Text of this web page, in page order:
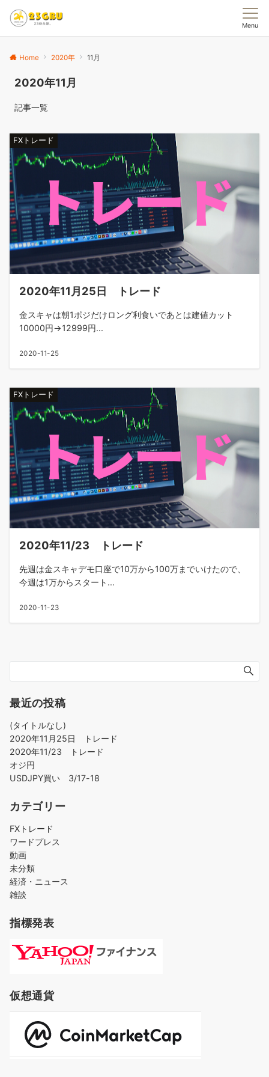
Menu
Home 2020年 11月
2020年11月
記事一覧
FXトレード
2020年11月25日 トレード
金スキャは朝1ポジだけロング利食いであとは建値カット
10000円→12999円...
2020-11-25
FXトレード
2020年11/23 トレード
先週は金スキャデモ口座で10万から100万までいけたので、
今週は1万からスタート...
2020-11-23
最近の投稿
(タイトルなし)
2020年11月25日 トレード
2020年11/23 トレード
オジ円
USDJPY買い 3/17-18
カテゴリー
FXトレード
ワードプレス
動画
未分類
経済・ニュース
雑談
指標発表
仮想通貨